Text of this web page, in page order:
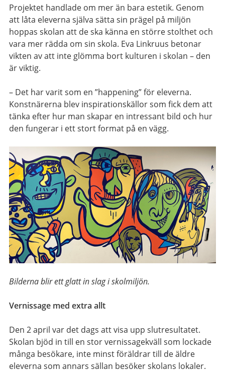
Projektet handlade om mer än bara estetik. Genom
att låta eleverna själva sätta sin prägel på miljön
hoppas skolan att de ska känna en större stolthet och
vara mer rädda om sin skola. Eva Linkruus betonar
vikten av att inte glömma bort kulturen i skolan – den
är viktig.
– Det har varit som en ”happening” för eleverna.
Konstnärerna blev inspirationskällor som fick dem att
tänka efter hur man skapar en intressant bild och hur
den fungerar i ett stort format på en vägg.
Bilderna blir ett glatt in slag i skolmiljön.
Vernissage med extra allt
Den 2 april var det dags att visa upp slutresultatet.
Skolan bjöd in till en stor vernissagekväll som lockade
många besökare, inte minst föräldrar till de äldre
eleverna som annars sällan besöker skolans lokaler.